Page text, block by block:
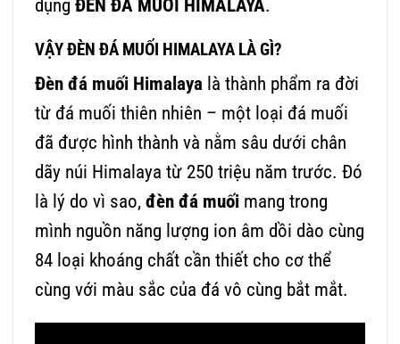
dụng ĐÈN ĐÁ MUỐI HIMALAYA.
VẬY ĐÈN ĐÁ MUỐI HIMALAYA LÀ GÌ?
Đèn đá muối Himalaya là thành phẩm ra đời
từ đá muối thiên nhiên – một loại đá muối
đã được hình thành và nằm sâu dưới chân
dãy núi Himalaya từ 250 triệu năm trước. Đó
là lý do vì sao, đèn đá muối mang trong
mình nguồn năng lượng ion âm dồi dào cùng
84 loại khoáng chất cần thiết cho cơ thể
cùng với màu sắc của đá vô cùng bắt mắt.